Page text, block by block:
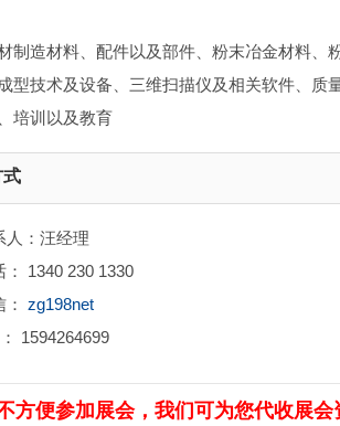
制造材料、配件以及部件、粉末冶金材料
型技术及设备、三维扫描仪及相关软件、
培训以及教育
式
人：汪经理
： 1340 230 1330
： zg198net
1594264699
方便参加展会，我们可为您代收展会